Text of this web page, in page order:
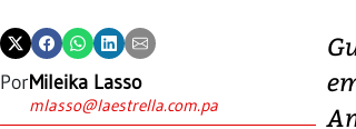
PorMileika Lasso
mlasso@laestrella.com.pa